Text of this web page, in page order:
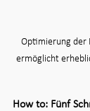
Optimierung der
ermöglicht
How to: Fünf